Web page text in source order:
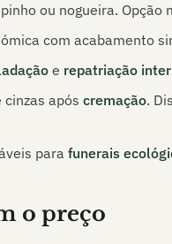
ou nogueira. Opção
com acabamento
e repatriação
após cremação.
para funerais
o preço